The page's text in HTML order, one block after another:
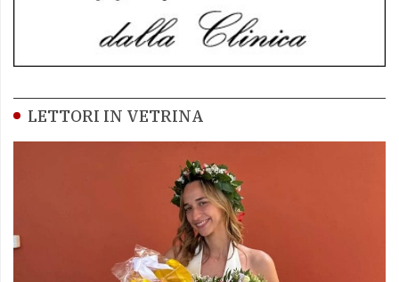
LETTORI IN VETRINA